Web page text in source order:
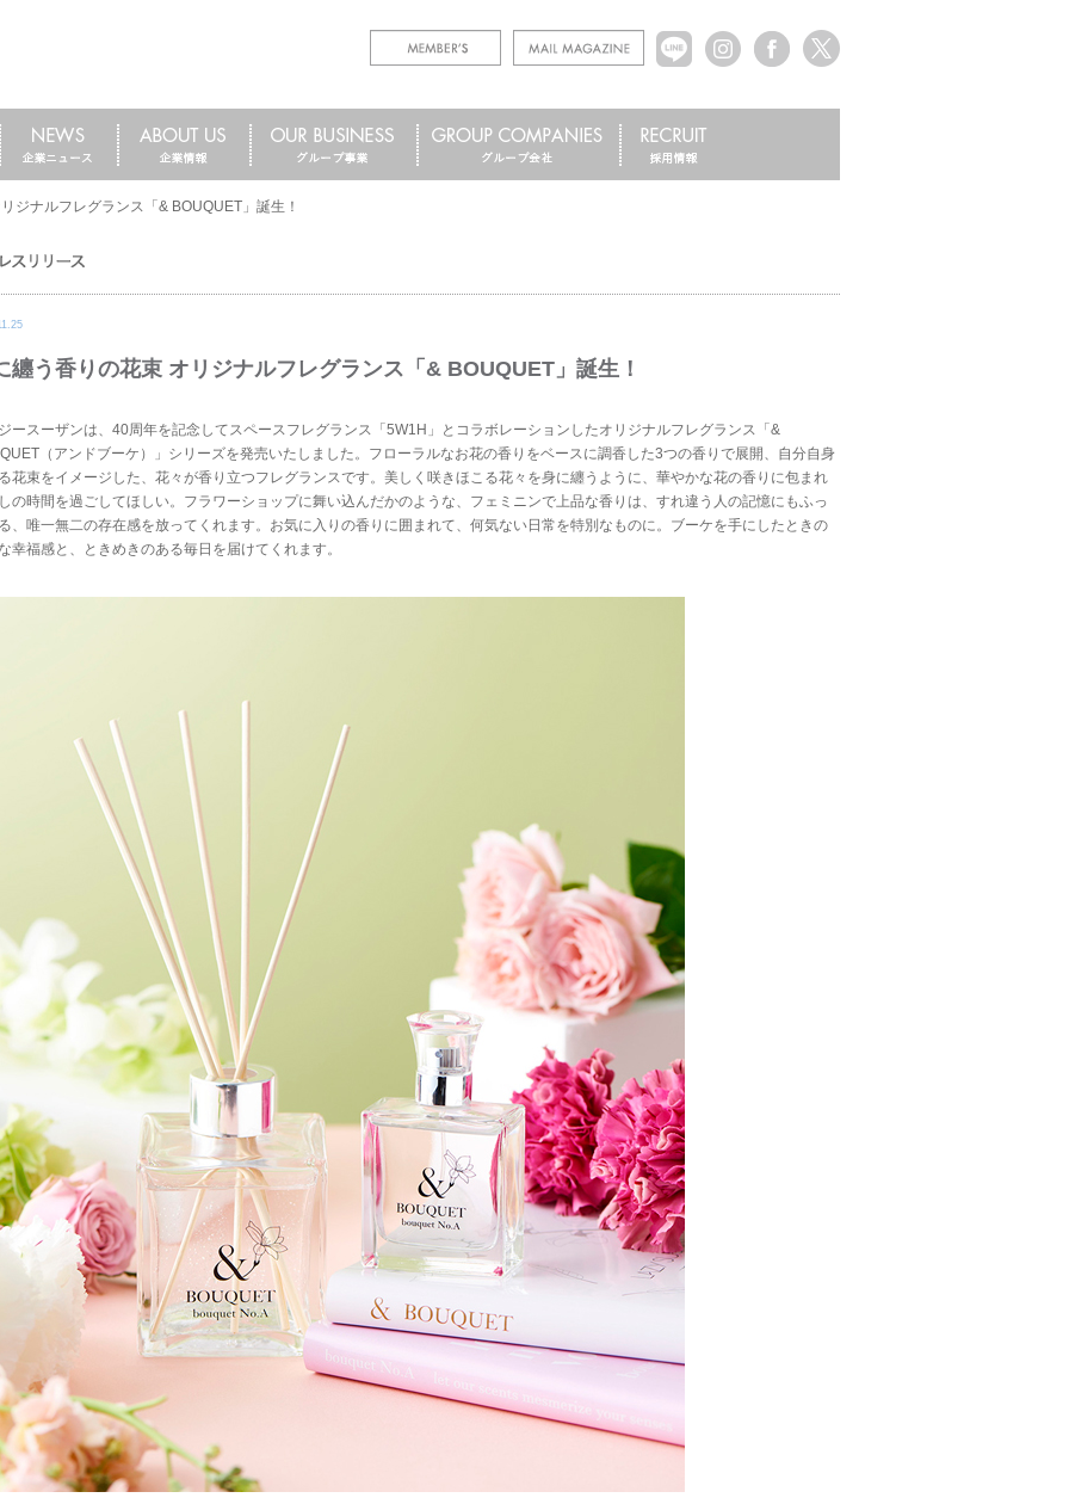
ジナルフレグランス「& BOUQUET」誕生！
纏う香りの花束 オリジナルフレグランス「& BOUQUET」誕生！
ースーザンは、40周年を記念してスペースフレグランス「5W1H」とコラボレーションしたオリジナルフレグランス「&
（アンドブーケ）」シリーズを発売いたしました。フローラルなお花の香りをベースに調香した3つの香りで展開、自分自身
花束をイメージした、花々が香り立つフレグランスです。美しく咲きほこる花々を身に纏うように、華やかな花の香りに包まれ
の時間を過ごしてほしい。フラワーショップに舞い込んだかのような、フェミニンで上品な香りは、すれ違う人の記憶にもふっ
、唯一無二の存在感を放ってくれます。お気に入りの香りに囲まれて、何気ない日常を特別なものに。ブーケを手にしたときの
幸福感と、ときめきのある毎日を届けてくれます。